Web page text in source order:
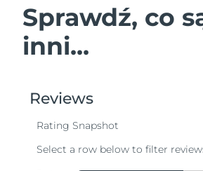
Sprawdź, co
inni...